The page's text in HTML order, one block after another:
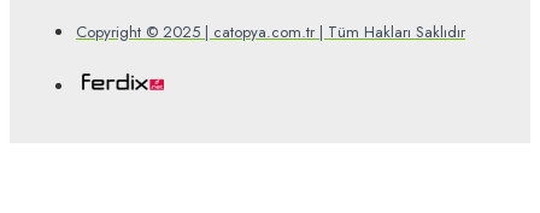
Copyright © 2025 | catopya.com.tr | Tüm Hakları Saklıdır